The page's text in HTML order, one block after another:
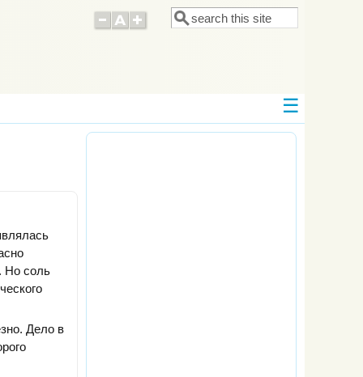
Форма поиска
Поиск
Но соль
Дело в